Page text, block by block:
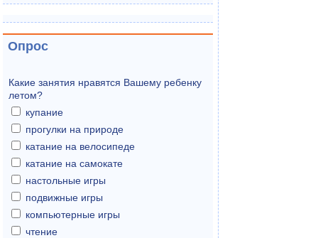
Опрос
Какие занятия нравятся Вашему ребенку
летом?
купание
прогулки на природе
катание на велосипеде
катание на самокате
настольные игры
подвижные игры
компьютерные игры
чтение